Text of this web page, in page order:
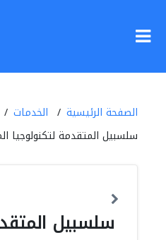
الصفحة الرئيسية الخدمات
سلسبيل المتقدمة لتكنولوجيا
سلسبيل